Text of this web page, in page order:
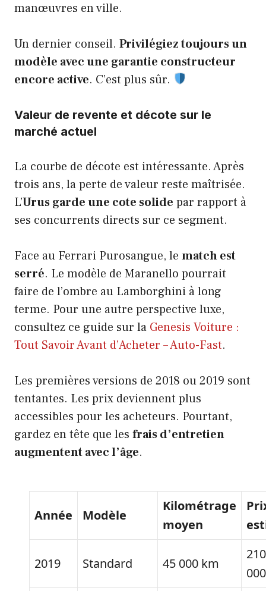
manœuvres en ville.
Un dernier conseil. Privilégiez toujours un
modèle avec une garantie constructeur
encore active. C’est plus sûr.
Valeur de revente et décote sur le
marché actuel
La courbe de décote est intéressante. Après
trois ans, la perte de valeur reste maîtrisée.
L’Urus garde une cote solide par rapport à
ses concurrents directs sur ce segment.
Face au Ferrari Purosangue, le match est
serré. Le modèle de Maranello pourrait
faire de l’ombre au Lamborghini à long
terme. Pour une autre perspective luxe,
consultez ce guide sur la Genesis Voiture :
Tout Savoir Avant d’Acheter – Auto-Fast.
Les premières versions de 2018 ou 2019 sont
tentantes. Les prix deviennent plus
accessibles pour les acheteurs. Pourtant,
gardez en tête que les frais d’entretien
augmentent avec l’âge.
Année Modèle
Kilométrage
moyen
2019 Standard 45 000 km
210